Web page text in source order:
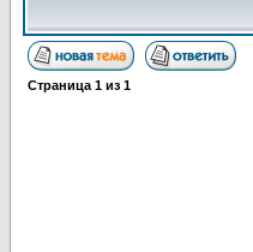
Страница 1 из 1